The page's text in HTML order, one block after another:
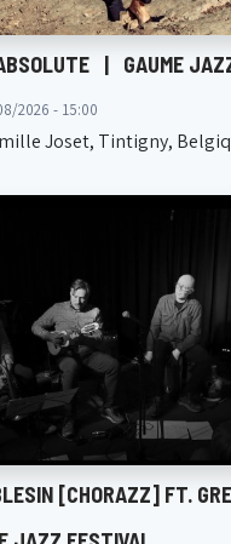
| GAUME
2026 - 15:00
Joset, Tintigny,
[CHORAZZ] FT.